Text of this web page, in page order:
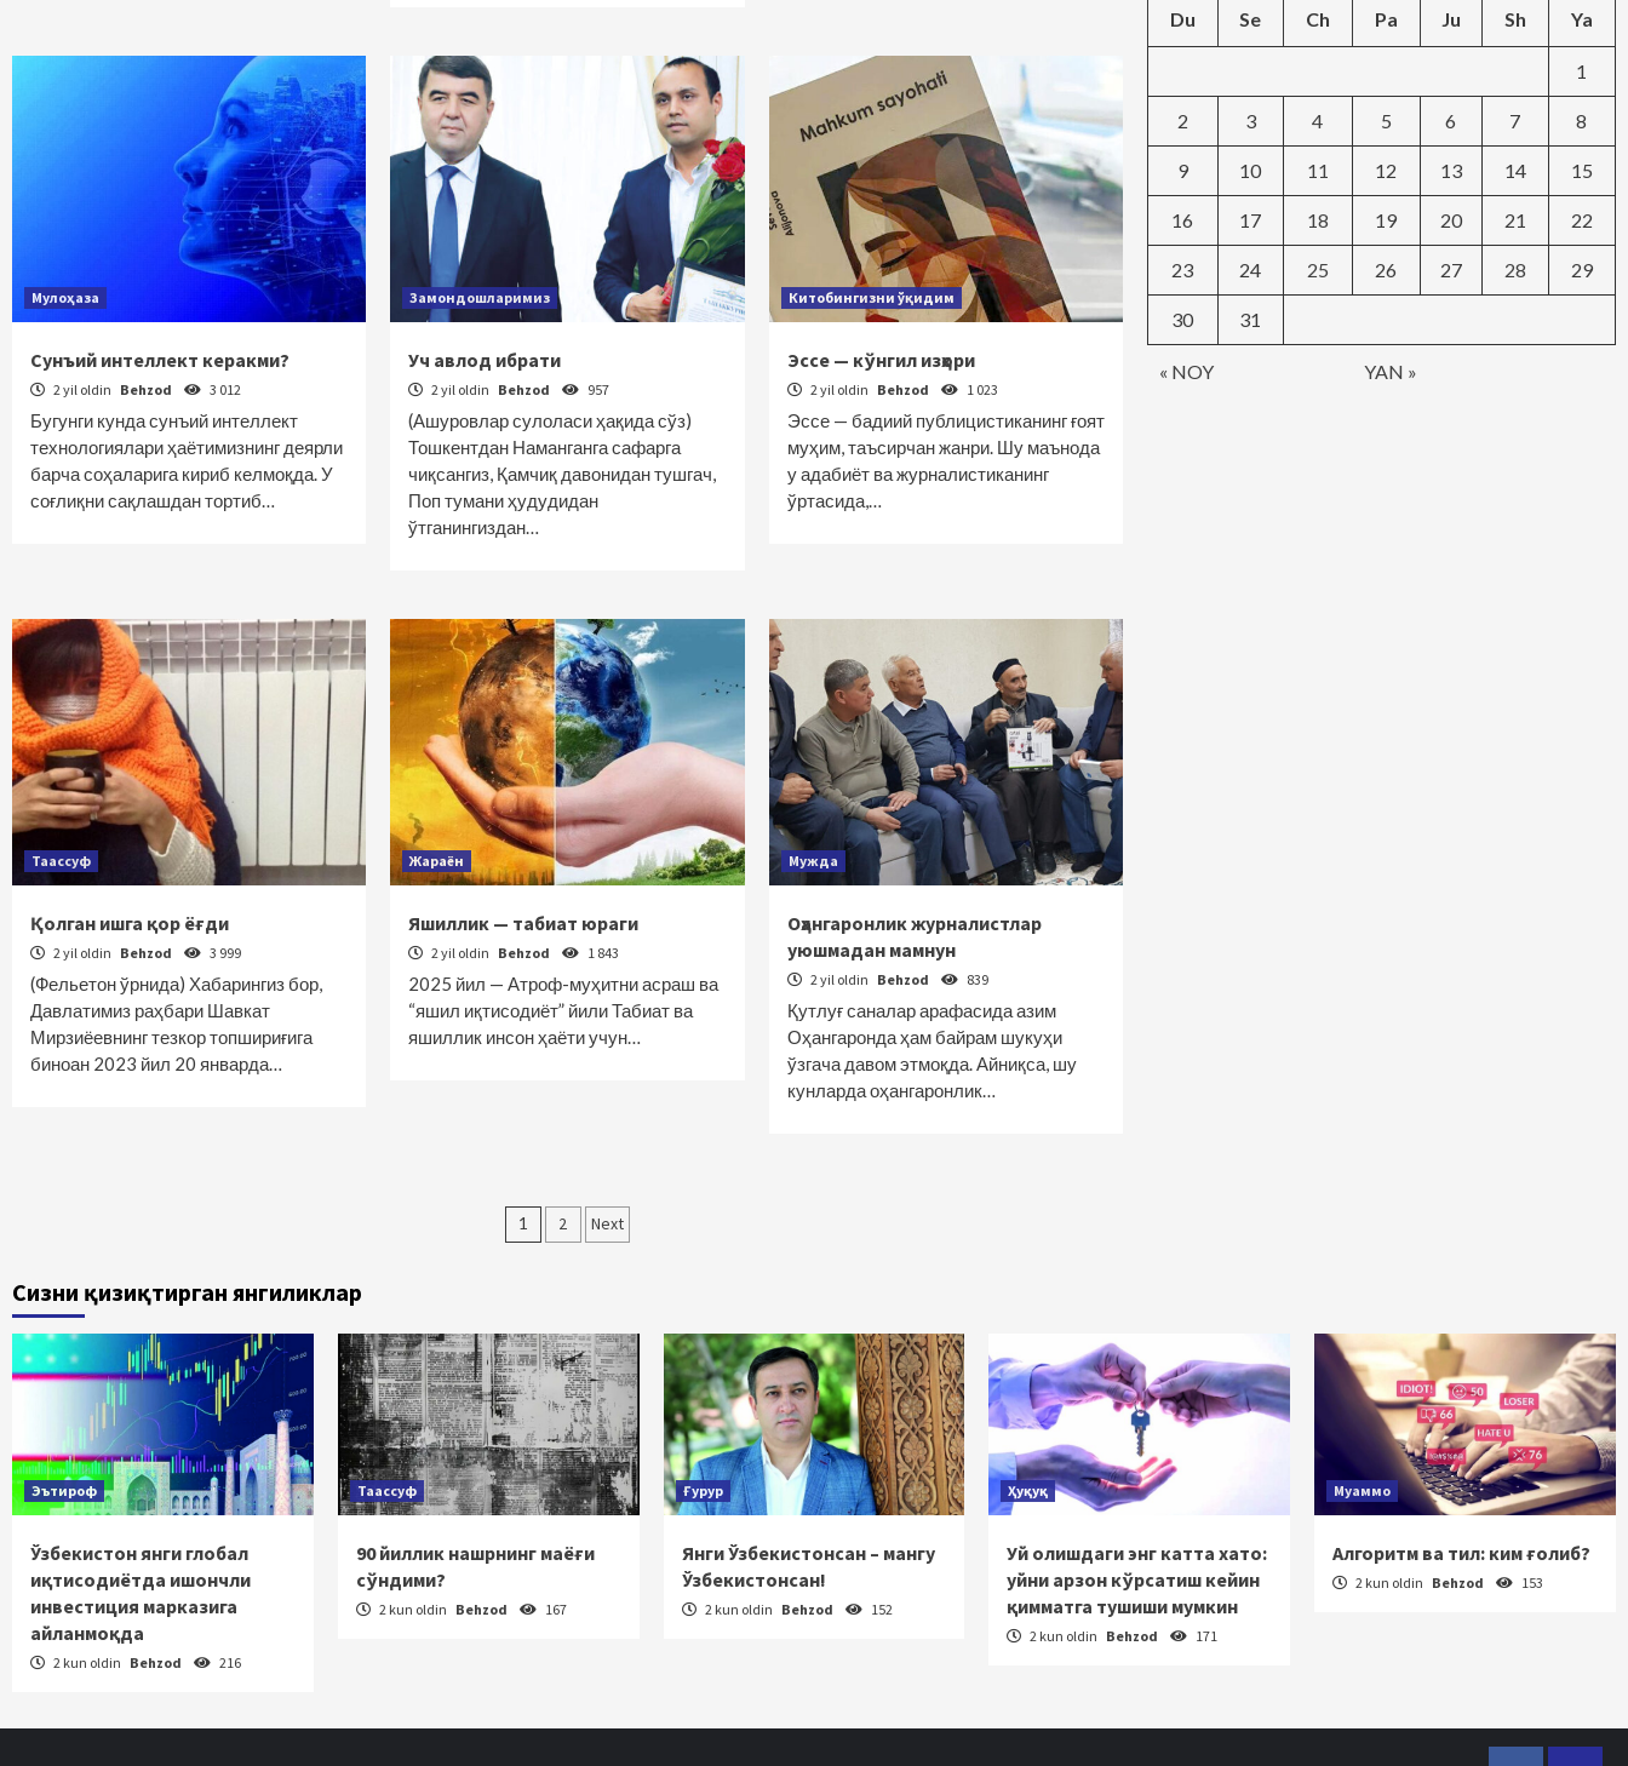
Мулоҳаза
Сунъий интеллект керакми?
2 yil oldin Behzod 3 012
Бугунги кунда сунъий интеллект
технологиялари ҳаётимизнинг деярли
барча соҳаларига кириб келмоқда. У
соғлиқни сақлашдан тортиб…
Замондошларимиз
Уч авлод ибрати
2 yil oldin Behzod 957
(Ашуровлар сулоласи ҳақида сўз)
Тошкентдан Наманганга сафарга
чиқсангиз, Қамчиқ давонидан тушгач,
Поп тумани ҳудудидан
ўтганингиздан…
Китобингизни ўқидим
Эссе — кўнгил изҳори
2 yil oldin Behzod 1 023
Эссе — бадиий публицистиканинг ғоят
муҳим, таъсирчан жанри. Шу маънода
у адабиёт ва журналистиканинг
ўртасида,…
Таассуф
Қолган ишга қор ёғди
2 yil oldin Behzod 3 999
(Фельетон ўрнида) Хабарингиз бор,
Давлатимиз раҳбари Шавкат
Мирзиёевнинг тезкор топшириғига
биноан 2023 йил 20 январда…
Жараён
Яшиллик — табиат юраги
2 yil oldin Behzod 1 843
2025 йил — Атроф-муҳитни асраш ва
“яшил иқтисодиёт” йили Табиат ва
яшиллик инсон ҳаёти учун…
Мужда
Оҳангаронлик журналистлар
уюшмадан мамнун
2 yil oldin Behzod 839
Қутлуғ саналар арафасида азим
Оҳангаронда ҳам байрам шукуҳи
ўзгача давом этмоқда. Айниқса, шу
кунларда оҳангаронлик…
Maqolalar
1 2 Next
Du Se Ch Pa Ju Sh Ya
« NOY YAN »
1
2 3 4 5 6 7 8
9 10 11 12 13 14 15
16 17 18 19 20 21 22
23 24 25 26 27 28 29
30 31
Сизни қизиқтирган янгиликлар
Эътироф
Ўзбекистон янги глобал
иқтисодиётда ишончли
инвестиция марказига
айланмоқда
2 kun oldin Behzod 216
Таассуф
90 йиллик нашрнинг маёғи
сўндими?
2 kun oldin Behzod 167
Ғурур
Янги Ўзбекистонсан – мангу
Ўзбекистонсан!
2 kun oldin Behzod 152
Ҳуқуқ
Уй олишдаги энг катта хато:
уйни арзон кўрсатиш кейин
қимматга тушиши мумкин
2 kun oldin Behzod 171
Муаммо
Алгоритм ва тил: ким ғолиб?
2 kun oldin Behzod 153